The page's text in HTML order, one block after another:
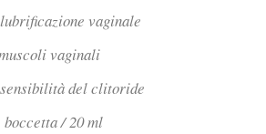
vaginale
vaginali
del clitoride
boccetta / 20 ml